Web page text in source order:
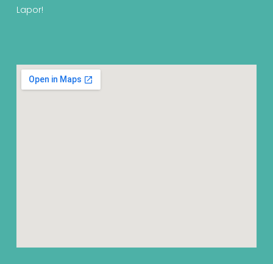
Lapor!